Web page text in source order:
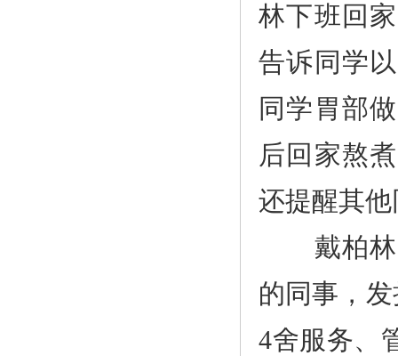
林下班回
告诉同学
同学胃部
后回家熬
还提醒其
戴柏林
的同事，
4舍服务、